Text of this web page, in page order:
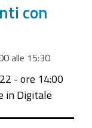
con
alle 15:30
- ore 14:00
in Digitale